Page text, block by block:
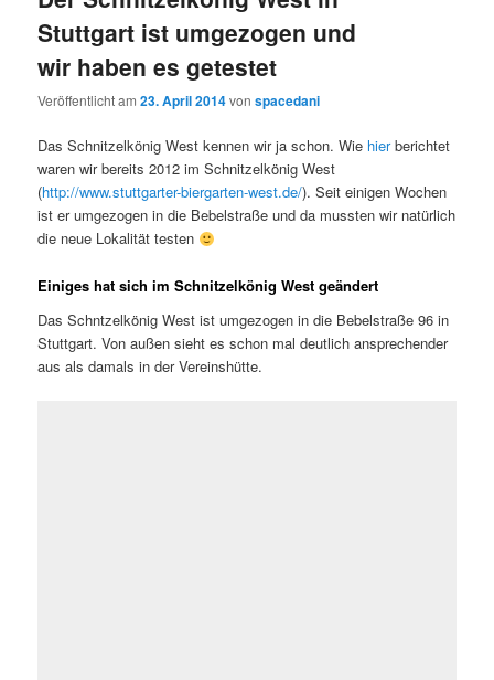
Stuttgart ist umgezogen und
wir haben es getestet
Veröffentlicht am23. April 2014vonspacedani
Das Schnitzelkönig West kennen wir ja schon. Wie hierberichtet
waren wir bereits 2012 im Schnitzelkönig West
(http://www.stuttgarter-biergarten-west.de/). Seit einigen Wochen
ist er umgezogen in die Bebelstraße und da mussten wir natürlich
die neue Lokalität testen
Einiges hat sich im Schnitzelkönig West geändert
Das Schntzelkönig West ist umgezogen in die Bebelstraße 96 in
Stuttgart. Von außen sieht es schon mal deutlich ansprechender
aus als damals in der Vereinshütte.